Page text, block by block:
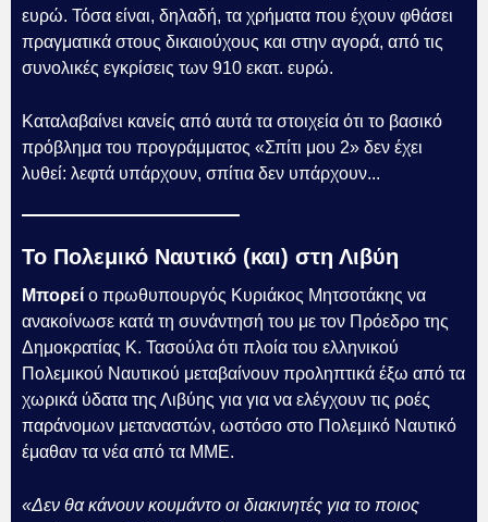
ευρώ. Τόσα είναι, δηλαδή, τα χρήματα που έχουν φθάσει
πραγματικά στους δικαιούχους και στην αγορά, από τις
συνολικές εγκρίσεις των 910 εκατ. ευρώ.
Καταλαβαίνει κανείς από αυτά τα στοιχεία ότι το βασικό
πρόβλημα του προγράμματος «Σπίτι μου 2» δεν έχει
λυθεί: λεφτά υπάρχουν, σπίτια δεν υπάρχουν...
Το Πολεμικό Ναυτικό (και) στη Λιβύη
Μπορεί ο πρωθυπουργός Κυριάκος Μητσοτάκης να
ανακοίνωσε κατά τη συνάντησή του με τον Πρόεδρο της
Δημοκρατίας Κ. Τασούλα ότι πλοία του ελληνικού
Πολεμικού Ναυτικού μεταβαίνουν προληπτικά έξω από τα
χωρικά ύδατα της Λιβύης για για να ελέγχουν τις ροές
παράνομων μεταναστών, ωστόσο στο Πολεμικό Ναυτικό
έμαθαν τα νέα από τα ΜΜΕ.
«Δεν θα κάνουν κουμάντο οι διακινητές για το ποιος